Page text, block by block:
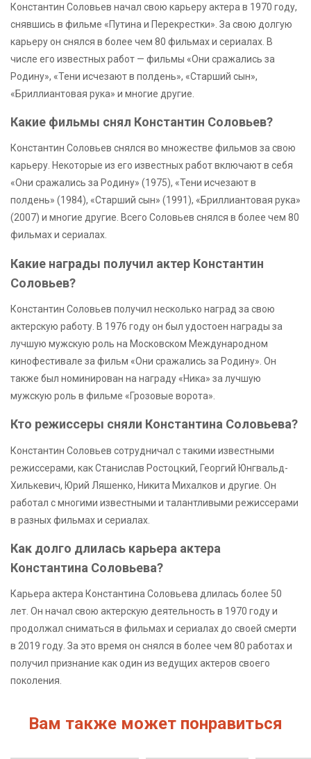
Константин Соловьев начал свою карьеру актера в 1970 году,
снявшись в фильме «Путина и Перекрестки». За свою долгую
карьеру он снялся в более чем 80 фильмах и сериалах. В
числе его известных работ — фильмы «Они сражались за
Родину», «Тени исчезают в полдень», «Старший сын»,
«Бриллиантовая рука» и многие другие.
Какие фильмы снял Константин Соловьев?
Константин Соловьев снялся во множестве фильмов за свою
карьеру. Некоторые из его известных работ включают в себя
«Они сражались за Родину» (1975), «Тени исчезают в
полдень» (1984), «Старший сын» (1991), «Бриллиантовая рука»
(2007) и многие другие. Всего Соловьев снялся в более чем 80
фильмах и сериалах.
Какие награды получил актер Константин
Соловьев?
Константин Соловьев получил несколько наград за свою
актерскую работу. В 1976 году он был удостоен награды за
лучшую мужскую роль на Московском Международном
кинофестивале за фильм «Они сражались за Родину». Он
также был номинирован на награду «Ника» за лучшую
мужскую роль в фильме «Грозовые ворота».
Кто режиссеры сняли Константина Соловьева?
Константин Соловьев сотрудничал с такими известными
режиссерами, как Станислав Ростоцкий, Георгий Юнгвальд-
Хилькевич, Юрий Ляшенко, Никита Михалков и другие. Он
работал с многими известными и талантливыми режиссерами
в разных фильмах и сериалах.
Как долго длилась карьера актера
Константина Соловьева?
Карьера актера Константина Соловьева длилась более 50
лет. Он начал свою актерскую деятельность в 1970 году и
продолжал сниматься в фильмах и сериалах до своей смерти
в 2019 году. За это время он снялся в более чем 80 работах и
получил признание как один из ведущих актеров своего
поколения.
Вам также может понравиться